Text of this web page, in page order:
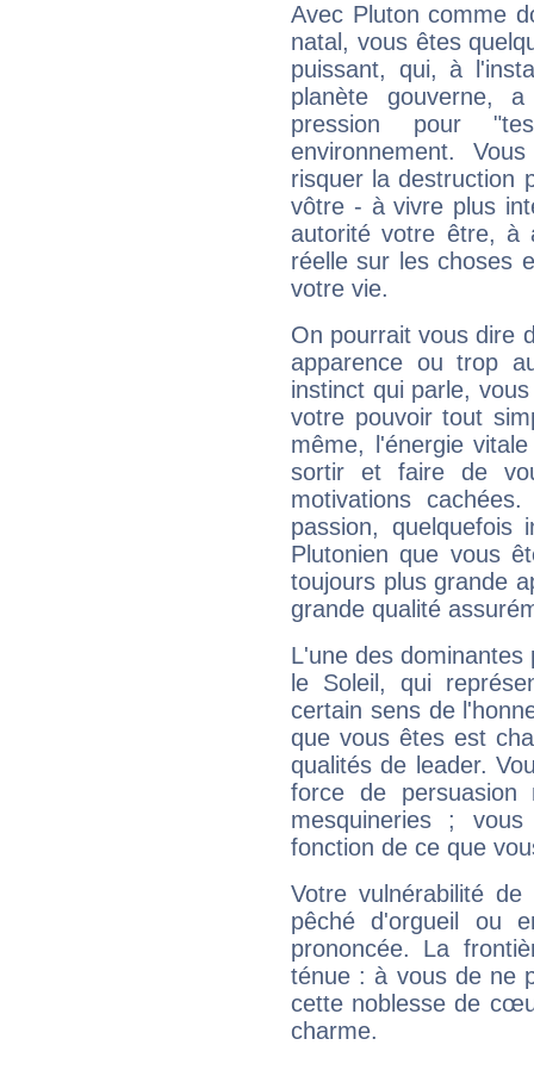
Avec Pluton comme
natal, vous êtes
puissant, qui, à
planète gouverne,
pression pour
environnement.
risquer la destruction
vôtre - à vivre plus
autorité votre être, à
réelle sur les choses
votre vie.
On pourrait vous dire
apparence ou trop
instinct qui parle,
votre pouvoir tout
même, l'énergie
sortir et faire de
motivations
passion, quelquefois
Plutonien que vous
toujours plus grande
grande qualité
L'une des
le Soleil, qui
certain sens de
que vous êtes est
qualités de leader.
force de
mesquineries ;
fonction de ce que
Votre vulnérabilité
pêché d'orgueil ou
prononcée. La
ténue : à vous de ne
cette noblesse de
charme.